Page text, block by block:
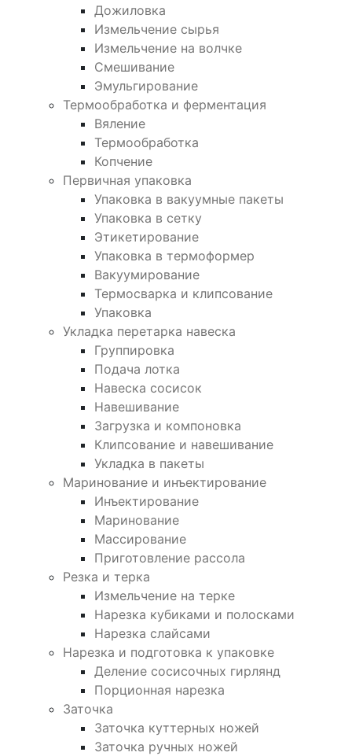
Дожиловка
Измельчение сырья
Измельчение на волчке
Смешивание
Эмульгирование
Термообработка и ферментация
Вяление
Термообработка
Копчение
Первичная упаковка
Упаковка в вакуумные пакеты
Упаковка в сетку
Этикетирование
Упаковка в термоформер
Вакуумирование
Термосварка и клипсование
Упаковка
Укладка перетарка навеска
Группировка
Подача лотка
Навеска сосисок
Навешивание
Загрузка и компоновка
Клипсование и навешивание
Укладка в пакеты
Маринование и инъектирование
Инъектирование
Маринование
Массирование
Приготовление рассола
Резка и терка
Измельчение на терке
Нарезка кубиками и полосками
Нарезка слайсами
Нарезка и подготовка к упаковке
Деление сосисочных гирлянд
Порционная нарезка
Заточка
Заточка куттерных ножей
Заточка ручных ножей